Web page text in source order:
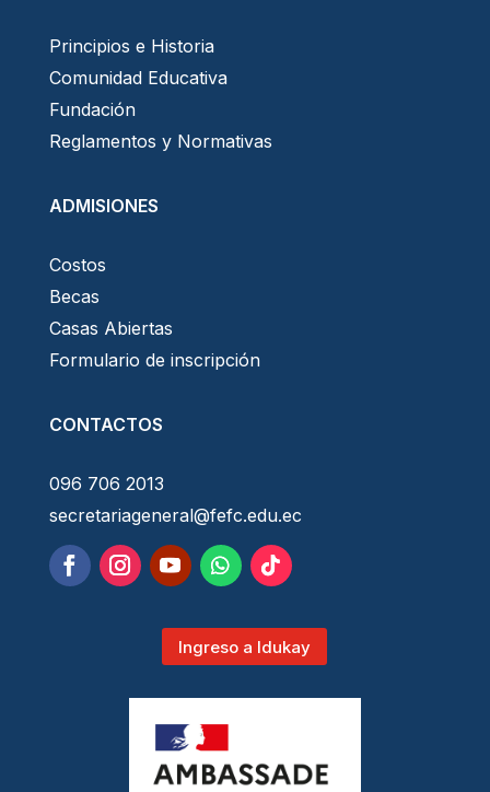
Principios e Historia
Comunidad Educativa
Fundación
Reglamentos y Normativas
ADMISIONES
Costos
Becas
Casas Abiertas
Formulario de inscripción
CONTACTOS
096 706 2013
secretariageneral@fefc.edu.ec
Ingreso a Idukay